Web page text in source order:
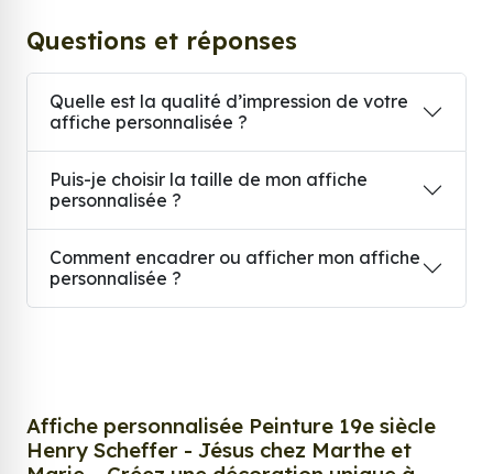
Questions et réponses
Quelle est la qualité d’impression de votre
affiche personnalisée ?
Puis-je choisir la taille de mon affiche
personnalisée ?
Comment encadrer ou afficher mon affiche
personnalisée ?
Affiche personnalisée Peinture 19e siècle
Henry Scheffer - Jésus chez Marthe et